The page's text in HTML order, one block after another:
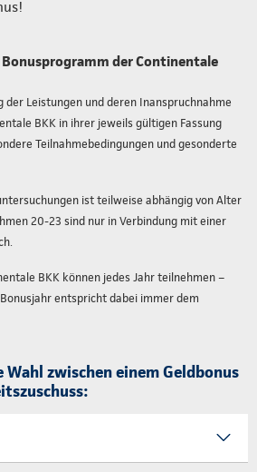
der Continentale
Leistungen und deren Inanspruchnahme
BKK in ihrer jeweils gültigen Fassung
Teilnahmebedingungen und gesonderte
ist teilweise abhängig von Alter
20-23 sind nur in Verbindung mit einer
BKK können jedes Jahr teilnehmen –
entspricht dabei immer dem
Wahl zwischen einem Geldbonus